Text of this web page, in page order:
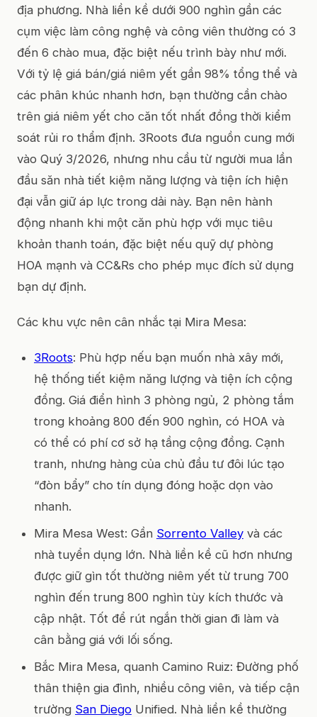
địa phương. Nhà liền kề dưới 900 nghìn gần các
cụm việc làm công nghệ và công viên thường có 3
đến 6 chào mua, đặc biệt nếu trình bày như mới.
Với tỷ lệ giá bán/giá niêm yết gần 98% tổng thể và
các phân khúc nhanh hơn, bạn thường cần chào
trên giá niêm yết cho căn tốt nhất đồng thời kiểm
soát rủi ro thẩm định. 3Roots đưa nguồn cung mới
vào Quý 3/2026, nhưng nhu cầu từ người mua lần
đầu săn nhà tiết kiệm năng lượng và tiện ích hiện
đại vẫn giữ áp lực trong dải này. Bạn nên hành
động nhanh khi một căn phù hợp với mục tiêu
khoản thanh toán, đặc biệt nếu quỹ dự phòng
HOA mạnh và CC&Rs cho phép mục đích sử dụng
bạn dự định.
Các khu vực nên cân nhắc tại Mira Mesa:
3Roots: Phù hợp nếu bạn muốn nhà xây mới,
hệ thống tiết kiệm năng lượng và tiện ích cộng
đồng. Giá điển hình 3 phòng ngủ, 2 phòng tắm
trong khoảng 800 đến 900 nghìn, có HOA và
có thể có phí cơ sở hạ tầng cộng đồng. Cạnh
tranh, nhưng hàng của chủ đầu tư đôi lúc tạo
“đòn bẩy” cho tín dụng đóng hoặc dọn vào
nhanh.
Mira Mesa West: Gần Sorrento Valley và các
nhà tuyển dụng lớn. Nhà liền kề cũ hơn nhưng
được giữ gìn tốt thường niêm yết từ trung 700
nghìn đến trung 800 nghìn tùy kích thước và
cập nhật. Tốt để rút ngắn thời gian đi làm và
cân bằng giá với lối sống.
Bắc Mira Mesa, quanh Camino Ruiz: Đường phố
thân thiện gia đình, nhiều công viên, và tiếp cận
trường San Diego Unified. Nhà liền kề thường